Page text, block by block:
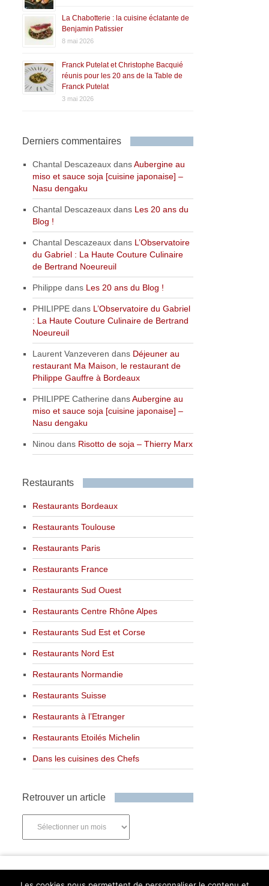
La Chabotterie : la cuisine éclatante de
Benjamin Patissier
8 mai 2026
Franck Putelat et Christophe Bacquié
réunis pour les 20 ans de la Table de
Franck Putelat
3 mai 2026
Derniers commentaires
Chantal Descazeaux dansAubergine au
miso et sauce soja [cuisine japonaise] –
Nasu dengaku
Chantal Descazeaux dans Les 20 ans du
Blog !
Chantal Descazeaux dans L’Observatoire
du Gabriel : La Haute Couture Culinaire
de Bertrand Noeureuil
Philippe dans Les 20 ans du Blog !
PHILIPPE dans L’Observatoire du Gabriel
: La Haute Couture Culinaire de Bertrand
Noeureuil
Laurent Vanzeveren dans Déjeuner au
restaurant Ma Maison, le restaurant de
Philippe Gauffre à Bordeaux
PHILIPPE Catherine dansAubergine au
miso et sauce soja [cuisine japonaise] –
Nasu dengaku
Ninou dans Risotto de soja – Thierry Marx
Restaurants
Restaurants Bordeaux
Restaurants Toulouse
Restaurants Paris
Restaurants France
Restaurants Sud Ouest
Restaurants Centre Rhône Alpes
Restaurants Sud Est et Corse
Restaurants Nord Est
Restaurants Normandie
Restaurants Suisse
Restaurants à l’Etranger
Restaurants Etoilés Michelin
Dans les cuisines des Chefs
Retrouver un article